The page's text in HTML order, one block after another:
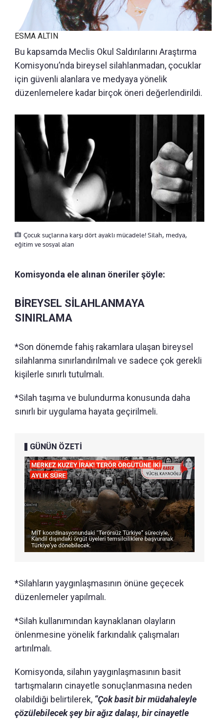
ESMA ALTIN
Bu kapsamda Meclis Okul Saldırılarını Araştırma
Komisyonu’nda bireysel silahlanmadan, çocuklar
için güvenli alanlara ve medyaya yönelik
düzenlemelere kadar birçok öneri değerlendirildi.
Çocuk suçlarına karşı dört ayaklı mücadele! Silah, medya,
eğitim ve sosyal alan
Komisyonda ele alınan öneriler şöyle:
BİREYSEL SİLAHLANMAYA
SINIRLAMA
*Son dönemde fahiş rakamlara ulaşan bireysel
silahlanma sınırlandırılmalı ve sadece çok gerekli
kişilerle sınırlı tutulmalı.
*Silah taşıma ve bulundurma konusunda daha
sınırlı bir uygulama hayata geçirilmeli.
GÜNÜN ÖZETİ
*Silahların yaygınlaşmasının önüne geçecek
düzenlemeler yapılmalı.
*Silah kullanımından kaynaklanan olayların
önlenmesine yönelik farkındalık çalışmaları
artırılmalı.
Komisyonda, silahın yaygınlaşmasının basit
tartışmaların cinayetle sonuçlanmasına neden
olabildiği belirtilerek, “Çok basit bir müdahaleyle
çözülebilecek şey bir ağız dalaşı, bir cinayetle